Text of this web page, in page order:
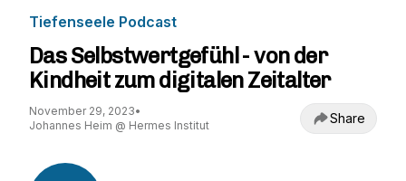
Tiefenseele Podcast
Das Selbstwertgefühl - von der
Kindheit zum digitalen Zeitalter
November 29, 2023•
Johannes Heim @ Hermes Institut
Share